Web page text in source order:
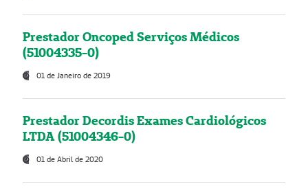
Prestador Oncoped Serviços Médicos
(51004335-0)
01 de Janeiro de 2019
Prestador Decordis Exames Cardiológicos
LTDA (51004346-0)
01 de Abril de 2020